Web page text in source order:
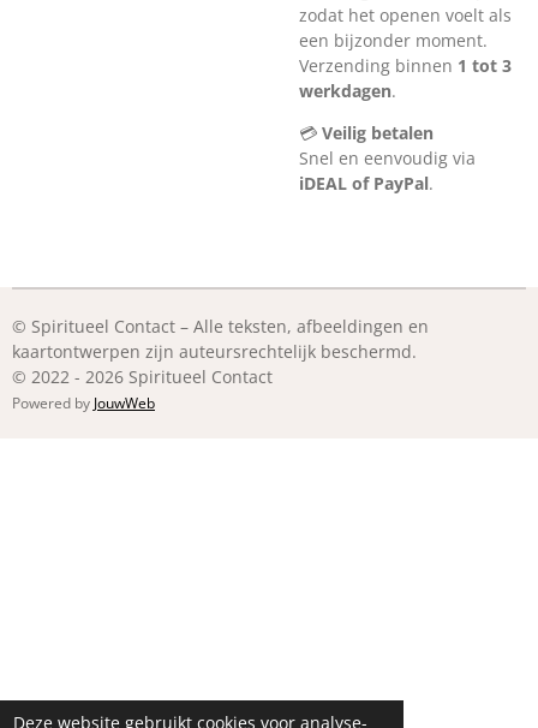
Deze website gebruikt cookies voor analyse-
zodat het openen voelt als
een bijzonder moment.
Verzending binnen 1 tot 3
werkdagen.
💳 Veilig betalen
Snel en eenvoudig via
iDEAL of PayPal.
© Spiritueel Contact – Alle teksten, afbeeldingen en
kaartontwerpen zijn auteursrechtelijk beschermd.
© 2022 - 2026 Spiritueel Contact
Powered by JouwWeb